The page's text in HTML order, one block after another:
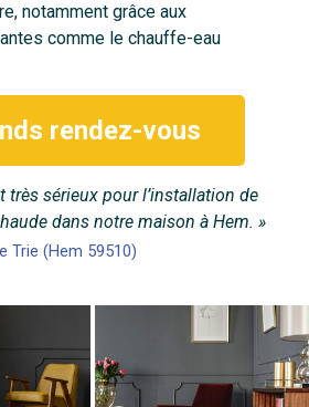
notamment grâce aux
comme le chauffe-eau
rendez-vous
très sérieux pour l’installation de
dans notre maison à Hem. »
Trie (Hem 59510)